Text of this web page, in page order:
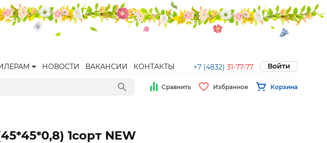
НОВОСТИ ВАКАНСИИ КОНТАКТЫ +7 (4832) 31-77-77 Войти
Сравнить Избранное Корзина
1сорт NEW